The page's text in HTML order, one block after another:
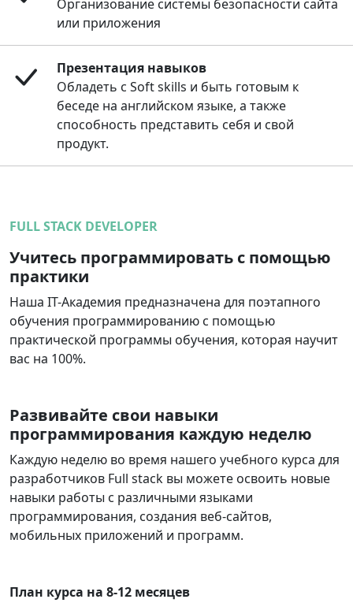
Организование системы безопасности сайта
или приложения
Презентация навыков
Обладеть с Soft skills и быть готовым к
беседе на английском языке, а также
способность представить себя и свой
продукт.
FULL STACK DEVELOPER
Учитесь программировать с помощью
практики
Наша IT-Академия предназначена для поэтапного
обучения программированию с помощью
практической программы обучения, которая научит
вас на 100%.
Развивайте свои навыки
программирования каждую неделю
Каждую неделю во время нашего учебного курса для
разработчиков Full stack вы можете освоить новые
навыки работы с различными языками
программирования, создания веб-сайтов,
мобильных приложений и программ.
План курса на 8-12 месяцев